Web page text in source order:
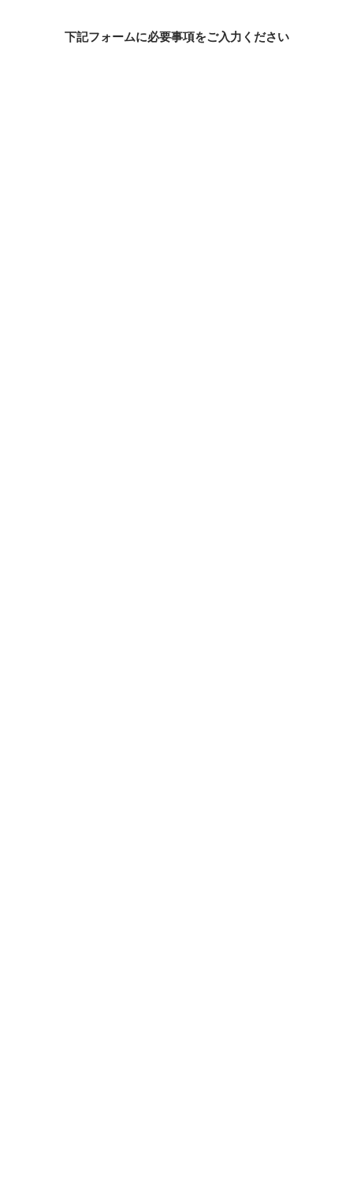
下記フォームに必要事項をご入力ください